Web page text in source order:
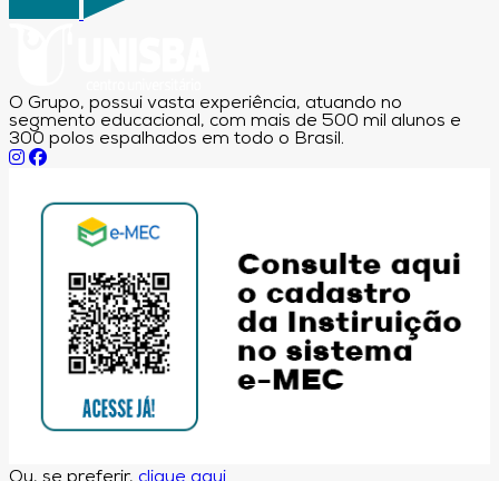
O Grupo, possui vasta experiência, atuando no
segmento educacional, com mais de 500 mil alunos e
300 polos espalhados em todo o Brasil.